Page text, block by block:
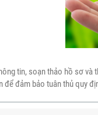
tin, soạn thảo hồ sơ
đảm bảo tuân thủ quy